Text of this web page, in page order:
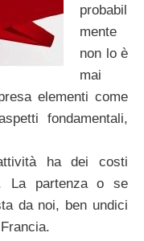
probabil
mente
non lo è
mai
elementi come
fondamentali,
ha dei costi
La partenza o se
da noi, ben undici